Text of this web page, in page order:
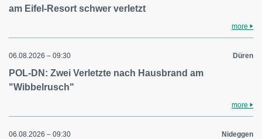
am Eifel-Resort schwer verletzt
more
06.08.2026 – 09:30 Düren
POL-DN: Zwei Verletzte nach Hausbrand am
"Wibbelrusch"
more
06.08.2026 – 09:30 Nideggen